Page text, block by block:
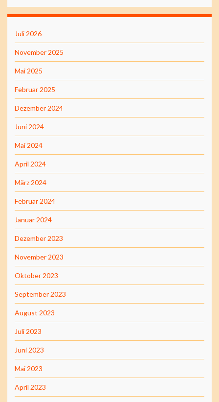
Juli 2026
November 2025
Mai 2025
Februar 2025
Dezember 2024
Juni 2024
Mai 2024
April 2024
März 2024
Februar 2024
Januar 2024
Dezember 2023
November 2023
Oktober 2023
September 2023
August 2023
Juli 2023
Juni 2023
Mai 2023
April 2023